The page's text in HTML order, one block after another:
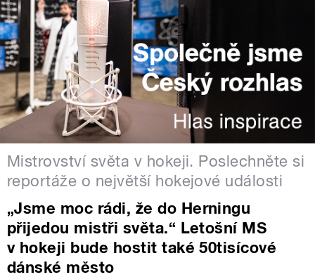
Mistrovství světa v hokeji. Poslechněte si
reportáže o největší hokejové události
„Jsme moc rádi, že do Herningu
přijedou mistři světa.“ Letošní MS
v hokeji bude hostit také 50tisícové
dánské město